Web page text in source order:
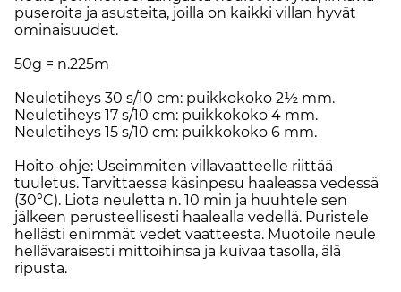
puseroita ja asusteita, joilla on kaikki villan hyvät
ominaisuudet.
50g = n.225m
Neuletiheys 30 s/10 cm: puikkokoko 2½ mm.
Neuletiheys 17 s/10 cm: puikkokoko 4 mm.
Neuletiheys 15 s/10 cm: puikkokoko 6 mm.
Hoito-ohje: Useimmiten villavaatteelle riittää
tuuletus. Tarvittaessa käsinpesu haaleassa vedessä
(30°C). Liota neuletta n. 10 min ja huuhtele sen
jälkeen perusteellisesti haalealla vedellä. Puristele
hellästi enimmät vedet vaatteesta. Muotoile neule
hellävaraisesti mittoihinsa ja kuivaa tasolla, älä
ripusta.